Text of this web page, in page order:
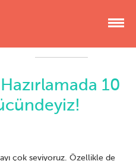
10
çok seviyoruz. Özellikle de